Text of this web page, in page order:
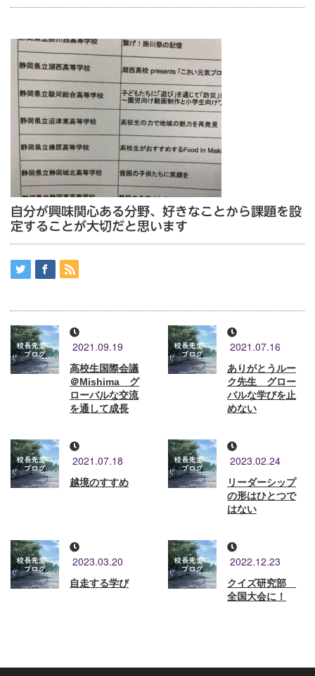
自分が興味関心ある分野、好きなことから課題を設
定することが大切だと思います
2021.09.19
高校生国際会議
＠Mishima グ
ローバルな交流
を通して成長
2021.07.16
ありがとうルー
ク先生 グロー
バルな学びを止
めない
2021.07.18
越境のすすめ
2023.02.24
リーダーシップ
の形はひとつで
はない
2023.03.20
自走する学び
2022.12.23
クイズ研究部
全国大会に！